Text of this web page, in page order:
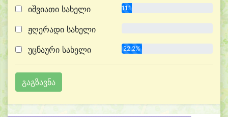
იშვიათი სახელი 11.1%
ჟღერადი სახელი
უცნაური სახელი 22.2%